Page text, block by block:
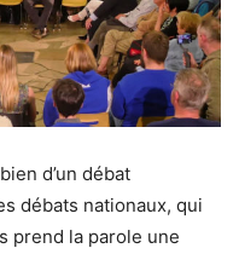
d’un débat
débats nationaux, qui
prend la parole une